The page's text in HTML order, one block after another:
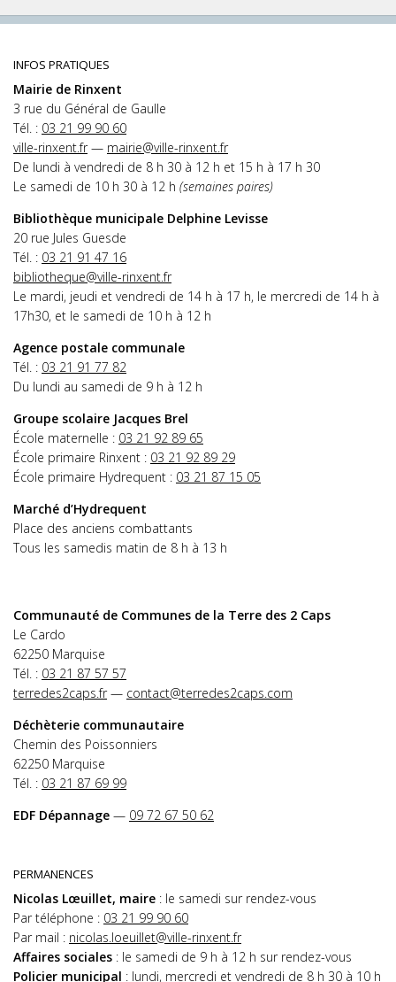
INFOS PRATIQUES
Mairie de Rinxent
3 rue du Général de Gaulle
Tél. : 03 21 99 90 60
ville-rinxent.fr— mairie@ville-rinxent.fr
De lundi à vendredi de 8 h 30 à 12 h et 15 h à 17 h 30
Le samedi de 10 h 30 à 12 h (semaines paires)
Bibliothèque municipale Delphine Levisse
20 rue Jules Guesde
Tél. : 03 21 91 47 16
bibliotheque@ville-rinxent.fr
Le mardi, jeudi et vendredi de 14 h à 17 h, le mercredi de 14 h à
17h30, et le samedi de 10 h à 12 h
Agence postale communale
Tél. : 03 21 91 77 82
Du lundi au samedi de 9 h à 12 h
Groupe scolaire Jacques Brel
École maternelle : 03 21 92 89 65
École primaire Rinxent : 03 21 92 89 29
École primaire Hydrequent : 03 21 87 15 05
Marché d’Hydrequent
Place des anciens combattants
Tous les samedis matin de 8 h à 13 h
Communauté de Communes de la Terre des 2 Caps
Le Cardo
62250 Marquise
Tél. : 03 21 87 57 57
terredes2caps.fr— contact@terredes2caps.com
Déchèterie communautaire
Chemin des Poissonniers
62250 Marquise
Tél. : 03 21 87 69 99
EDF Dépannage — 09 72 67 50 62
PERMANENCES
Nicolas Lœuillet, maire : le samedi sur rendez-vous
Par téléphone : 03 21 99 90 60
Par mail : nicolas.loeuillet@ville-rinxent.fr
Affaires sociales : le samedi de 9 h à 12 h sur rendez-vous
Policier municipal : lundi, mercredi et vendredi de 8 h 30 à 10 h